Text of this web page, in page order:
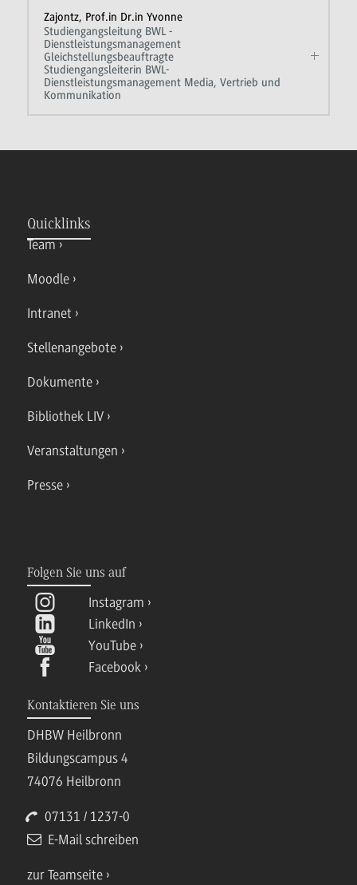
Zajontz, Prof.in Dr.in Yvonne
Studiengangsleitung BWL -
Dienstleistungsmanagement
Gleichstellungsbeauftragte
Studiengangsleiterin BWL-
Dienstleistungsmanagement Media, Vertrieb und
Kommunikation
Quicklinks
Team
Moodle
Intranet
Stellenangebote
Dokumente
Bibliothek LIV
Veranstaltungen
Presse
Folgen Sie uns auf
Instagram
LinkedIn
YouTube
Facebook
Kontaktieren Sie uns
DHBW Heilbronn
Bildungscampus 4
74076 Heilbronn
07131 / 1237-0
E-Mail schreiben
zur Teamseite